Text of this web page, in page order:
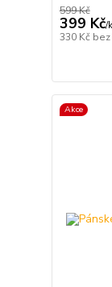
599 Kč
399 Kč/
330 Kč bez
Akce